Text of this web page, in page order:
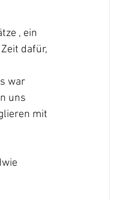
, ein
dafür,
war
uns
mit